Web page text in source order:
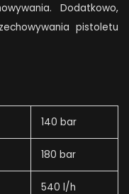
Dodatkowo,
pistoletu
140 bar
180 bar
540 l/h